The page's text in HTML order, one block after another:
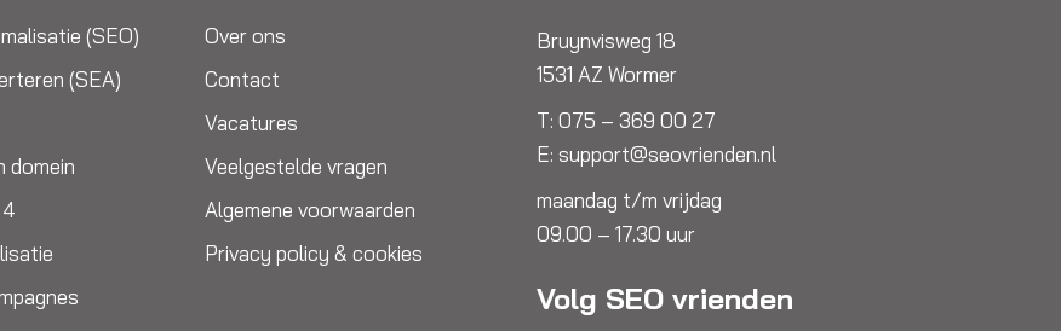
(SEO)
(SEA)
domein
Over ons
Contact
Vacatures
Veelgestelde vragen
Algemene voorwaarden
Privacy policy & cookies
Bruynvisweg 18
1531 AZ Wormer
T: 075 – 369 00 27
E: support@seovrienden.nl
maandag t/m vrijdag
09.00 – 17.30 uur
Volg SEO vrienden